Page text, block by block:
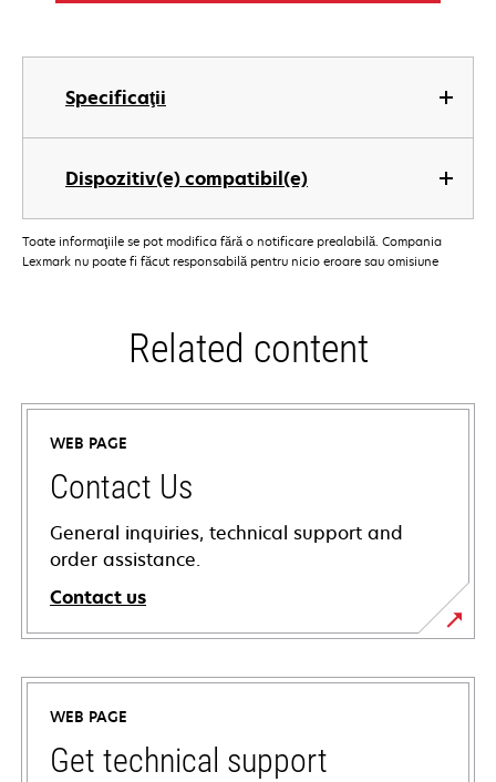
Specificaţii
Dispozitiv(e) compatibil(e)
Toate informaţiile se pot modifica fără o notificare prealabilă. Compania
Lexmark nu poate fi făcut responsabilă pentru nicio eroare sau omisiune
Related content
WEB PAGE
Contact Us
General inquiries, technical support and
order assistance.
Contact us
WEB PAGE
Get technical support